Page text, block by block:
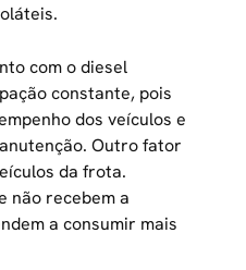
com o diesel
constante, pois
dos veículos e
Outro fator
da frota.
não recebem a
a consumir mais